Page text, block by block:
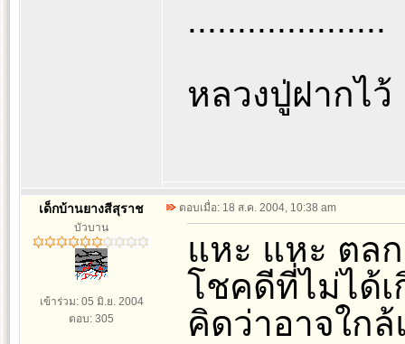
....................
หลวงปู่ฝากไว้
เด็กบ้านยางสีสุราช
บัวบาน
เข้าร่วม: 05 มิ.ย. 2004
ตอบ: 305
ตอบเมื่อ: 18 ส.ค. 2004, 10:38 am
แหะ แหะ ตล
โชคดีที่ไม่ได้
คิดว่าอาจใก